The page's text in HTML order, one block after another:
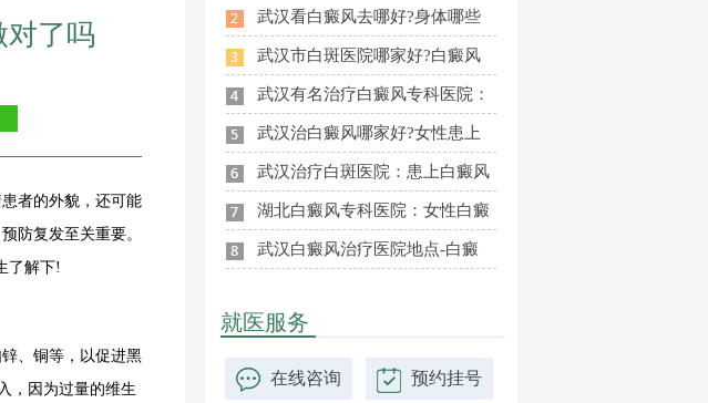
对了吗
者的外貌，还可能
防复发至关重要。
了解下!
、铜等，以促进黑
，因为过量的维生
武汉看白癜风去哪好?身体哪些
武汉市白斑医院哪家好?白癜风
武汉有名治疗白癜风专科医院：
武汉治白癜风哪家好?女性患上
武汉治疗白斑医院：患上白癜风
湖北白癜风专科医院：女性白癜
武汉白癜风治疗医院地点-白癜
就医服务
在线咨询 预约挂号